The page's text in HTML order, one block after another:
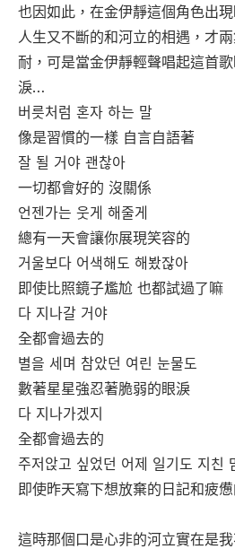
也因如此，在金伊靜這個角色出
人生又不斷的和河立的相遇，才
耐，可是當金伊靜輕聲唱起這首
淚…
버릇처럼 혼자 하는 말
像是習慣的一樣 自言自語著
잘 될 거야 괜찮아
一切都會好的 沒關係
언젠가는 웃게 해줄게
總有一天會讓你展現笑容的
거울보다 어색해도 해봤잖아
即使比照鏡子尷尬 也都試過了嘛
다 지나갈 거야
全都會過去的
별을 세며 참았던 여린 눈물도
數著星星強忍著脆弱的眼淚
다 지나가겠지
全都會過去的
주저앉고 싶었던 어제 일기도 지친
即使昨天寫下想放棄的日記和疲
這時那個口是心非的河立實在是